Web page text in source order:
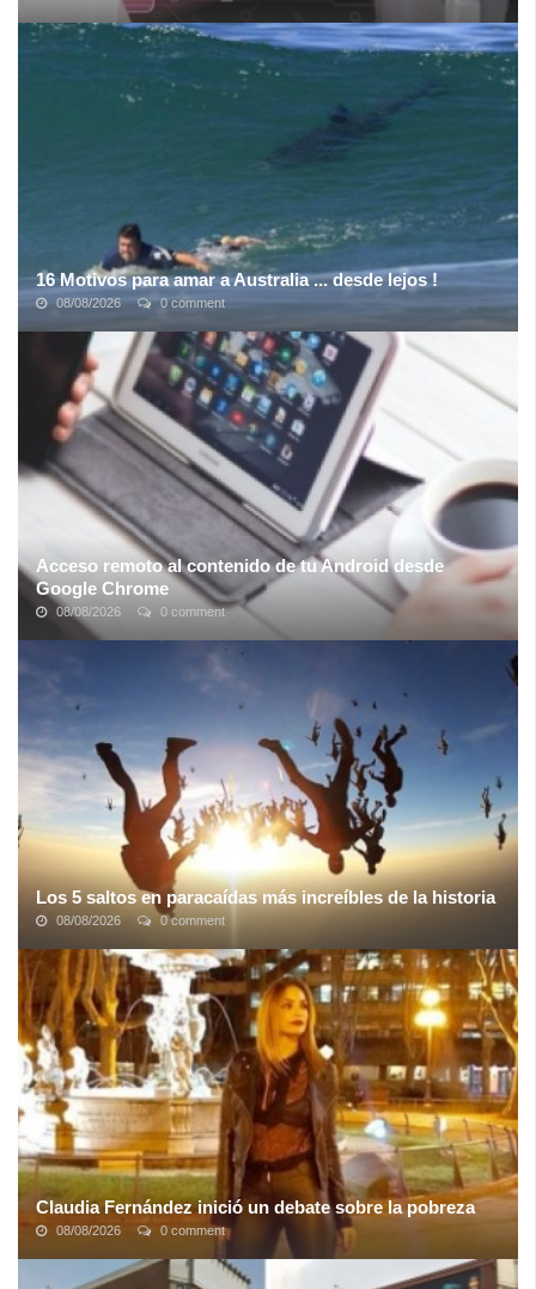
16 Motivos para amar a Australia ... desde lejos !
08/08/2026 0 comment
El paisaje variado, la naturaleza única y los animales extraños
atraen a Australia a muchos turistas. Pero, seamos sinceros,
en ocasiones es mejor ...
Acceso remoto al contenido de tu Android desde
Google Chrome
08/08/2026 0 comment
En un mundo ideal, todos los dispositivos se comunicarían entre
sí sin cables y sin problemas, al instante. Pero, por desgracia, no
Los 5 saltos en paracaídas más increíbles de la historia
08/08/2026 0 comment
Conseguir lo más parecido a volar como un pájaro ha sido un
sueño perseguido por toda la humanidad. El genio renacentista
Leonardo da Vinci fue el ...
Claudia Fernández inició un debate sobre la pobreza
08/08/2026 0 comment
Washington "Turco" Abdala compartió una foto que despertó la
polémica. El exlegislador usó Twitter para subir una imagen de un